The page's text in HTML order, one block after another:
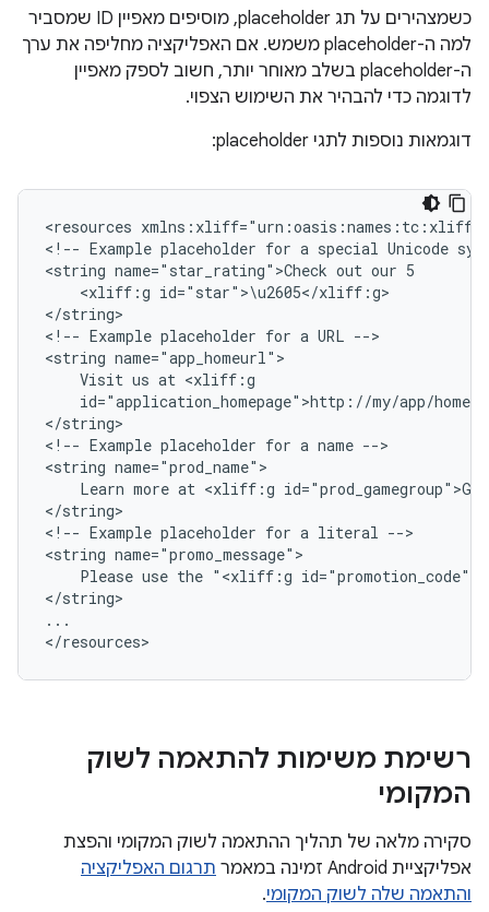
כשמצהירים על תג placeholder, מוסיפים מאפיין ID שמסביר
למה ה-placeholder משמש. אם האפליקציה מחליפה את ערך
ה-placeholder בשלב מאוחר יותר, חשוב לספק מאפיין
לדוגמה כדי להבהיר את השימוש הצפוי.
דוגמאות נוספות לתגי placeholder:
<resources
<!-- Example placeholder for a special Unicode
<string name="star_rating">Check out our
<xliff:g id="star">\u2605</xliff:g>
</string>
<!-- Example placeholder for a URL -->
<string
Visit us at
id="application_homepage">http://my/app/
</string>
<!-- Example placeholder for a name -->
<string
Learn more at <xliff:g
</string>
<!-- Example placeholder for a literal -->
<string
Please use the "<xliff:g
</string>
...
</resources>
רשימת משימות להתאמה לשוק
המקומי
סקירה מלאה של תהליך ההתאמה לשוק המקומי והפצת
אפליקציית Android זמינה במאמר
תרגום האפליקציה
והתאמה שלה לשוק המקומי.